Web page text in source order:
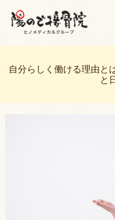
自分らしく働ける理由と
と